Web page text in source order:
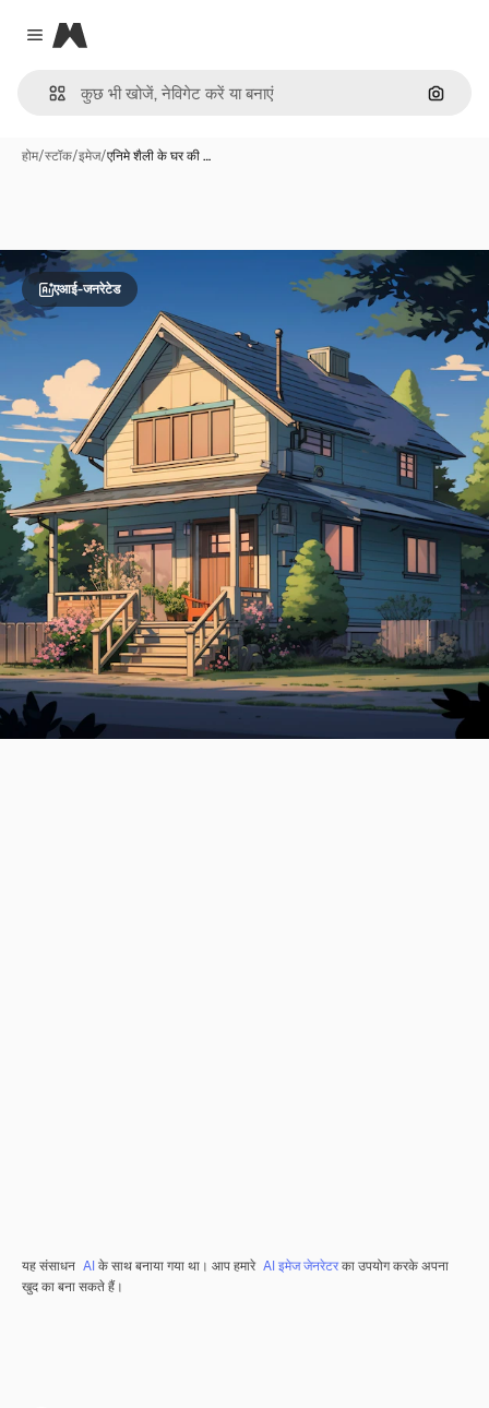
Close menu
Magnific
इमेज से
होम/स्टॉक/इमेज/एनिमे शैली के घर की …
एआई-जनरेटेड
यह संसाधन AIके साथ बनाया गया था। आप हमारे AI इमेज जेनरेटरका उपयोग करके अपना
खुद का बना सकते हैं।